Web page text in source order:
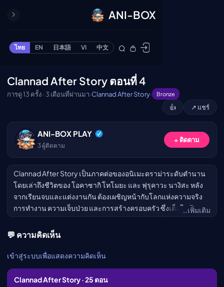
ANI-BOX
ไทย EN 日本語 VI 中文
ปิด
ONE PIECE
Cardlist
Collection
Deck Builder
Deck Library
Deck Share
PREMIUM SERVICE
แนะนำรายการทีวี
อนิเมะ
🔒
กรุณาเข้าสู่ระบบเพื่อรับชม
เข้าสู่ระบบ
Clannad After Story ตอนที่ 4
การดู 13 ครั้ง · 3 เดือนที่ผ่านมา·Clannad After Story· Bronze
👍 ↗ แชร์
ANI-BOX PLAY
3ผู้ติดตาม
+ ติดตาม
Clannad After Story เป็นภาคต่อของอนิเมะดราม่าระดับตำนาน
โดยเล่าถึงชีวิตของ โอคาซากิ โทโมยะ และ ฟุรุคาวะ นางิสะ หลัง
จากเรียนจบและแต่งงานกัน ต้องเผชิญหน้ากับโลกแห่งความจริง
การทำงาน ความเจ็บป่วย และการสร้างครอบครัว ซึ่งเต็มไปด้วย
ช่วงเวลาแห่งความสุข ความสูญเสีย และปาฏิหาริย์
…เพิ่มเติม
💬 ความคิดเห็น
เข้าสู่ระบบเพื่อแสดงความคิดเห็น
Clannad After Story · 25 ตอน